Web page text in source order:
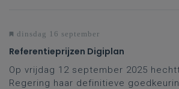
dinsdag 16 september
Referentieprijzen Digiplan
Op vrijdag 12 september 2025
Regering haar definitieve